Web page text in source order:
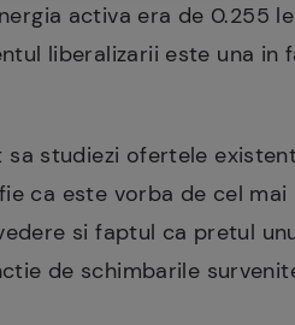
activa era de 0.255
liberalizarii este una in
studiezi ofertele
ca este vorba de cel
si faptul ca pretul
de schimbarile